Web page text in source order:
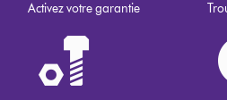
Activez votre garantie